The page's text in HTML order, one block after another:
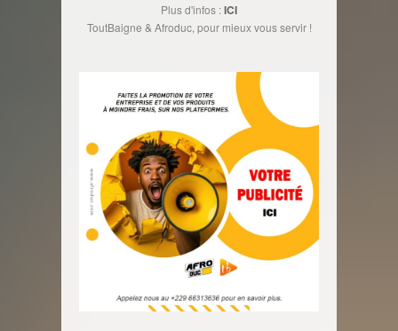
Plus d'infos :ICI
ToutBaigne & Afroduc, pour mieux vous servir !